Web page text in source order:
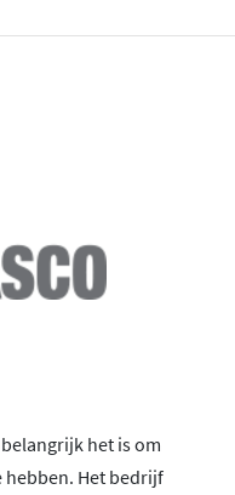
het is om
Het bedrijf